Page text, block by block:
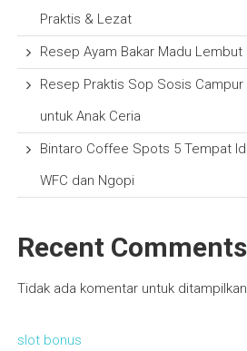
Praktis & Lezat
Resep Ayam Bakar Madu
Resep Praktis Sop Sosis Campur
untuk Anak Ceria
Bintaro Coffee Spots 5 Tempat
WFC dan Ngopi
Recent Comments
Tidak ada komentar untuk
slot bonus